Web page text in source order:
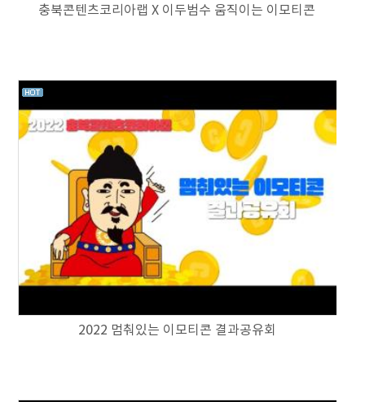
충북콘텐츠코리아랩 X 이두범수 움직이는 이모티콘
2022 멈춰있는 이모티콘 결과공유회